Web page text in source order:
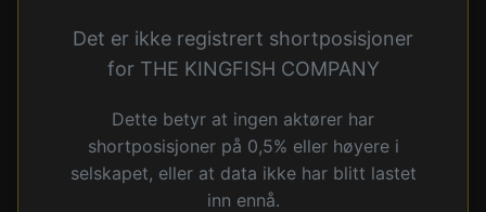
Det er ikke registrert shortposisjoner
for THE KINGFISH COMPANY
Dette betyr at ingen aktører har
shortposisjoner på 0,5% eller høyere i
selskapet, eller at data ikke har blitt lastet
inn ennå.